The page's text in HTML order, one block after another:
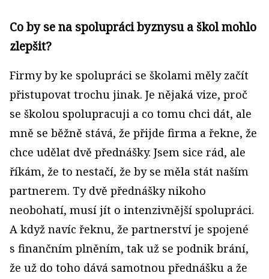
Co by se na spolupráci byznysu a škol mohlo
zlepšit?
Firmy by ke spolupráci se školami měly začít
přistupovat trochu jinak. Je nějaká vize, proč
se školou spolupracuji a co tomu chci dát, ale
mně se běžně stává, že přijde firma a řekne, že
chce udělat dvě přednášky. Jsem sice rád, ale
říkám, že to nestačí, že by se měla stát naším
partnerem. Ty dvě přednášky nikoho
neobohatí, musí jít o intenzivnější spolupráci.
A když navíc řeknu, že partnerství je spojené
s finančním plněním, tak už se podnik brání,
že už do toho dává samotnou přednášku a že